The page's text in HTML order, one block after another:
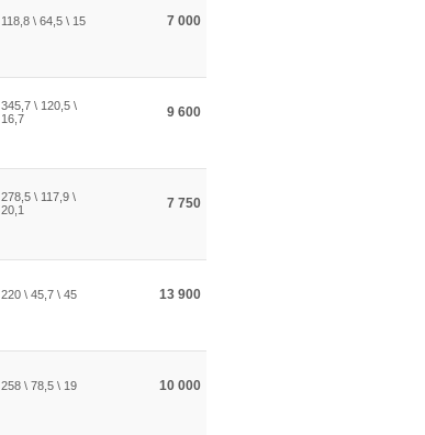
118,8 \ 64,5 \ 15 7 000
345,7 \ 120,5 \
16,7
9 600
278,5 \ 117,9 \
20,1
7 750
220 \ 45,7 \ 45 13 900
258 \ 78,5 \ 19 10 000